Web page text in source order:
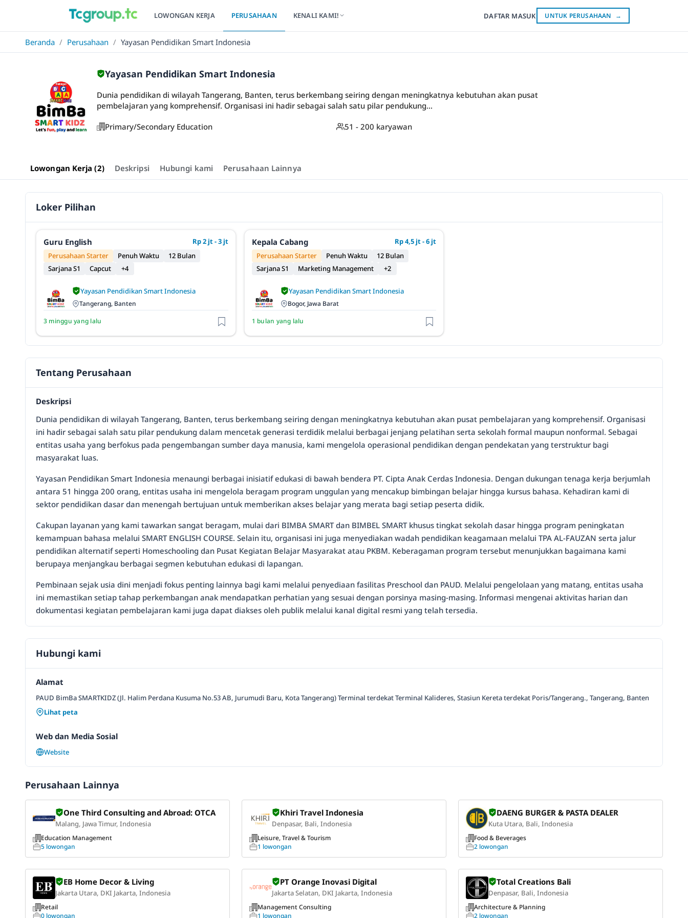
LOWONGAN KERJA PERUSAHAAN KENALI KAMI! DAFTAR MASUK UNTUK PERUSAHAAN →
Beranda / Perusahaan / Yayasan Pendidikan Smart Indonesia
Yayasan Pendidikan Smart Indonesia
Dunia pendidikan di wilayah Tangerang, Banten, terus berkembang seiring dengan meningkatnya kebutuhan akan pusat
pembelajaran yang komprehensif. Organisasi ini hadir sebagai salah satu pilar pendukung...
Primary/Secondary Education 51 - 200 karyawan
Lowongan Kerja (2) Deskripsi Hubungi kami Perusahaan Lainnya
Loker Pilihan
Guru English
Rp 2 jt - 3 jt
Perusahaan Starter
Penuh Waktu
12 Bulan
Sarjana S1
Capcut +4
Yayasan Pendidikan Smart Indonesia
Tangerang, Banten
3 minggu yang lalu
Kepala Cabang
Rp 4,5 jt - 6 jt
Perusahaan Starter
Penuh Waktu
12 Bulan
Sarjana S1
Marketing Management +2
Yayasan Pendidikan Smart Indonesia
Bogor, Jawa Barat
1 bulan yang lalu
Tentang Perusahaan
Deskripsi
Dunia pendidikan di wilayah Tangerang, Banten, terus berkembang seiring dengan meningkatnya kebutuhan akan pusat pembelajaran yang komprehensif. Organisasi
ini hadir sebagai salah satu pilar pendukung dalam mencetak generasi terdidik melalui berbagai jenjang pelatihan serta sekolah formal maupun nonformal. Sebagai
entitas usaha yang berfokus pada pengembangan sumber daya manusia, kami mengelola operasional pendidikan dengan pendekatan yang terstruktur bagi
masyarakat luas.
Yayasan Pendidikan Smart Indonesia menaungi berbagai inisiatif edukasi di bawah bendera PT. Cipta Anak Cerdas Indonesia. Dengan dukungan tenaga kerja berjumlah
antara 51 hingga 200 orang, entitas usaha ini mengelola beragam program unggulan yang mencakup bimbingan belajar hingga kursus bahasa. Kehadiran kami di
sektor pendidikan dasar dan menengah bertujuan untuk memberikan akses belajar yang merata bagi setiap peserta didik.
Cakupan layanan yang kami tawarkan sangat beragam, mulai dari BIMBA SMART dan BIMBEL SMART khusus tingkat sekolah dasar hingga program peningkatan
kemampuan bahasa melalui SMART ENGLISH COURSE. Selain itu, organisasi ini juga menyediakan wadah pendidikan keagamaan melalui TPA AL-FAUZAN serta jalur
pendidikan alternatif seperti Homeschooling dan Pusat Kegiatan Belajar Masyarakat atau PKBM. Keberagaman program tersebut menunjukkan bagaimana kami
berupaya menjangkau berbagai segmen kebutuhan edukasi di lapangan.
Pembinaan sejak usia dini menjadi fokus penting lainnya bagi kami melalui penyediaan fasilitas Preschool dan PAUD. Melalui pengelolaan yang matang, entitas usaha
ini memastikan setiap tahap perkembangan anak mendapatkan perhatian yang sesuai dengan porsinya masing-masing. Informasi mengenai aktivitas harian dan
dokumentasi kegiatan pembelajaran kami juga dapat diakses oleh publik melalui kanal digital resmi yang telah tersedia.
Hubungi kami
Alamat
PAUD BimBa SMARTKIDZ (Jl. Halim Perdana Kusuma No.53 AB, Jurumudi Baru, Kota Tangerang) Terminal terdekat Terminal Kalideres, Stasiun Kereta terdekat Poris/Tangerang., Tangerang, Banten
Lihat peta
Web dan Media Sosial
Website
Perusahaan Lainnya
One Third Consulting and Abroad: OTCA
Malang, Jawa Timur, Indonesia
Education Management
5 lowongan
Khiri Travel Indonesia
Denpasar, Bali, Indonesia
Leisure, Travel & Tourism
1 lowongan
DAENG BURGER & PASTA DEALER
Kuta Utara, Bali, Indonesia
Food & Beverages
2 lowongan
EB Home Decor & Living
Jakarta Utara, DKI Jakarta, Indonesia
Retail
0 lowongan
PT Orange Inovasi Digital
Jakarta Selatan, DKI Jakarta, Indonesia
Management Consulting
1 lowongan
Total Creations Bali
Denpasar, Bali, Indonesia
Architecture & Planning
2 lowongan